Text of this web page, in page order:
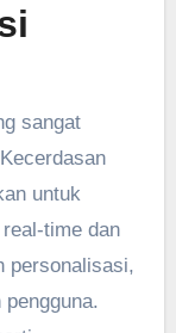
sangat
untuk
time dan
personalisasi,